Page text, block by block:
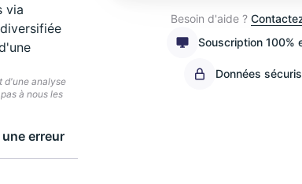
via
d'une analyse
à nous les
erreur
Besoin d'aide ?
Souscription 100%
Données